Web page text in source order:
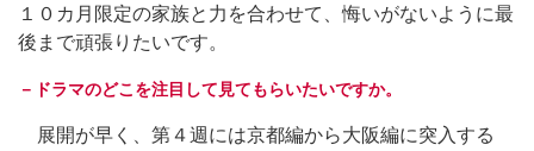
１０カ月限定の家族と力を合わせて、悔いがないように最
後まで頑張りたいです。
－ドラマのどこを注目して見てもらいたいですか。
展開が早く、第４週には京都編から大阪編に突入する